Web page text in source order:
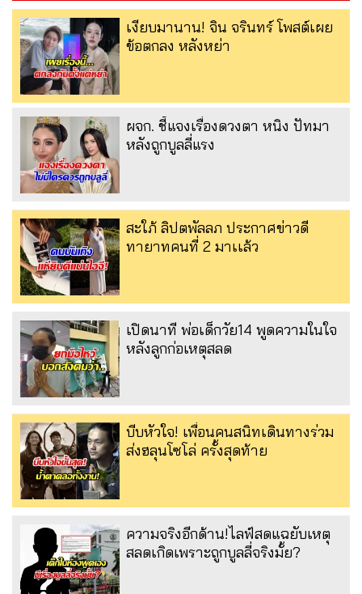
เงียบมานาน! จิน จรินทร์ โพสต์เผย
ข้อตกลง หลังหย่า
ผจก. ชี้แจงเรื่องดวงตา หนิง ปัทมา
หลังถูกบูลลี่แรง
สะใภ้ ลิปตพัลลภ ประกาศข่าวดี
ทายาทคนที่ 2 มาเเล้ว
เปิดนาที พ่อเด็กวัย14 พูดความในใจ
หลังลูกก่อเหตุสลด
บีบหัวใจ! เพื่อนคนสนิทเดินทางร่วม
ส่งฮลุนโซโล่ ครั้งสุดท้าย
ความจริงอีกด้าน!ไลฟ์สดแฉยับเหตุ
สลดเกิดเพราะถูกบูลลี่จริงมั้ย?